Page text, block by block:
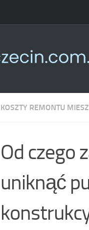
KOSZTY REMONTU
Od czego
uniknąć